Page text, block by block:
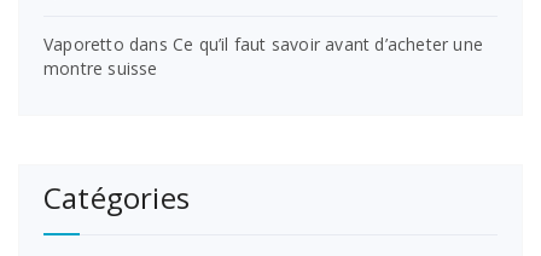
Vaporetto dansCe qu’il faut savoir avant d’acheter une
montre suisse
Catégories